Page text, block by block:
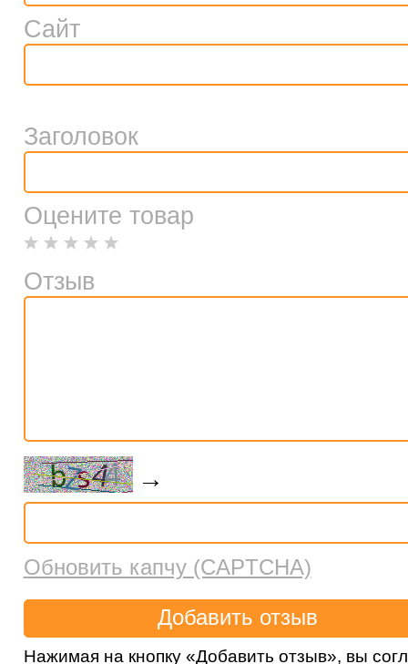
Сайт
Заголовок
Оцените товар
Отзыв
→
Обновить капчу (CAPTCHA)
Нажимая на кнопку «Добавить отзыв», вы